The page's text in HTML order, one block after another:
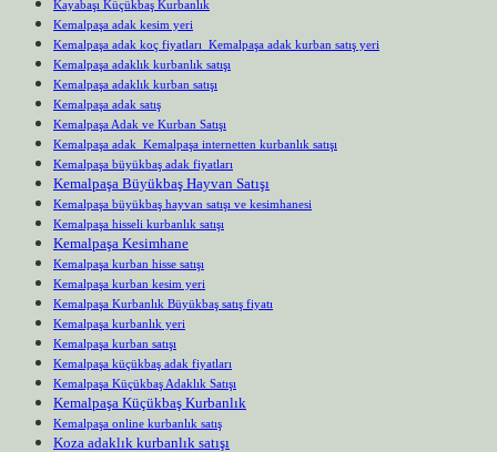
Kayabaşı Küçükbaş Kurbanlık
Kemalpaşa adak kesim yeri
Kemalpaşa adak koç fiyatları Kemalpaşa adak kurban satış yeri
Kemalpaşa adaklık kurbanlık satışı
Kemalpaşa adaklık kurban satışı
Kemalpaşa adak satış
Kemalpaşa Adak ve Kurban Satışı
Kemalpaşa adak Kemalpaşa internetten kurbanlık satışı
Kemalpaşa büyükbaş adak fiyatları
Kemalpaşa Büyükbaş Hayvan Satışı
Kemalpaşa büyükbaş hayvan satışı ve kesimhanesi
Kemalpaşa hisseli kurbanlık satışı
Kemalpaşa Kesimhane
Kemalpaşa kurban hisse satışı
Kemalpaşa kurban kesim yeri
Kemalpaşa Kurbanlık Büyükbaş satış fiyatı
Kemalpaşa kurbanlık yeri
Kemalpaşa kurban satışı
Kemalpaşa küçükbaş adak fiyatları
Kemalpaşa Küçükbaş Adaklık Satışı
Kemalpaşa Küçükbaş Kurbanlık
Kemalpaşa online kurbanlık satış
Koza adaklık kurbanlık satışı